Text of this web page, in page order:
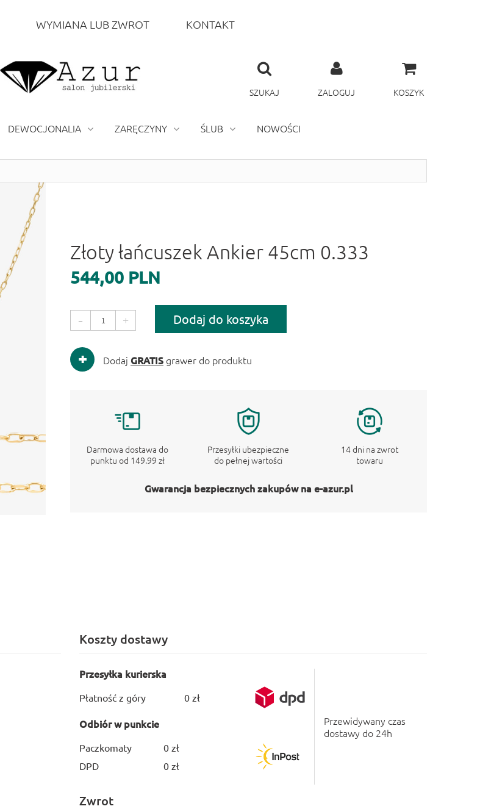
WYMIANA LUB ZWROT KONTAKT
SZUKAJ ZALOGUJ KOSZYK
DEWOCJONALIA ZARĘCZYNY ŚLUB NOWOŚCI
Złoty łańcuszek Ankier 45cm 0.333
544,00 PLN
+
- Dodaj do koszyka
Dodaj GRATIS grawer do produktu
Darmowa dostawa do
punktu od 149.99 zł
Przesyłki ubezpieczne
do pełnej wartości
14 dni na zwrot
towaru
Gwarancja bezpiecznych zakupów na e-azur.pl
Koszty dostawy
Przesyłka kurierska
Płatność z góry 0 zł
Odbiór w punkcie
Paczkomaty
0 zł
DPD
0 zł
Przewidywany czas
dostawy do 24h
Zwrot